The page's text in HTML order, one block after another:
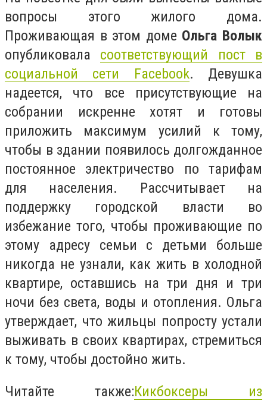
вопросы этого жилого дома.
Проживающая в этом доме Ольга Волык
опубликовала соответствующий пост в
социальной сети Facebook. Девушка
надеется, что все присутствующие на
собрании искренне хотят и готовы
приложить максимум усилий к тому,
чтобы в здании появилось долгожданное
постоянное электричество по тарифам
для населения. Рассчитывает на
поддержку городской власти во
избежание того, чтобы проживающие по
этому адресу семьи с детьми больше
никогда не узнали, как жить в холодной
квартире, оставшись на три дня и три
ночи без света, воды и отопления. Ольга
утверждает, что жильцы попросту устали
выживать в своих квартирах, стремиться
к тому, чтобы достойно жить.
Читайте также:Кикбоксеры из